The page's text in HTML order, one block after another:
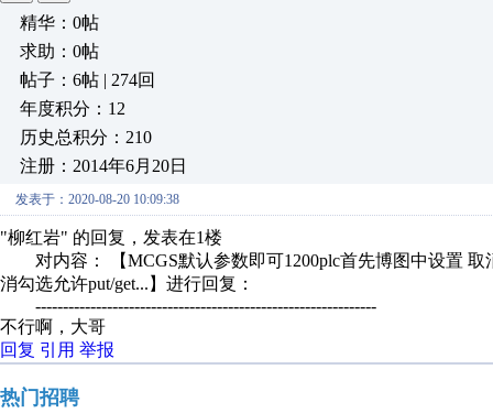
精华：0帖
求助：0帖
帖子：6帖 | 274回
年度积分：12
历史总积分：210
注册：2014年6月20日
发表于：2020-08-20 10:09:38
"柳红岩" 的回复，发表在1楼
对内容： 【MCGS默认参数即可1200plc首先博图中设置 取
消勾选允许put/get...】进行回复：
--------------------------------------------------------------
不行啊，大哥
回复 引用 举报
热门招聘